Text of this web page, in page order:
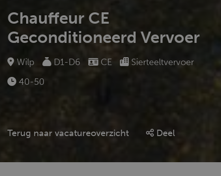
Chauffeur CE
Geconditioneerd Vervoer
Wilp D1-D6 CE
Sierteeltvervoer
40-50
Terug naar vacatureoverzicht Deel